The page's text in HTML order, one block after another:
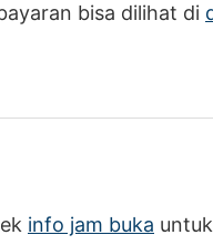
bisa dilihat di
info jam buka